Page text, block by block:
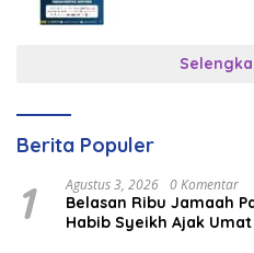
Berita Populer
1 Agustus 3, 2026 0 Komentar
Belasan Ribu Jamaah
Habib Syeikh Ajak